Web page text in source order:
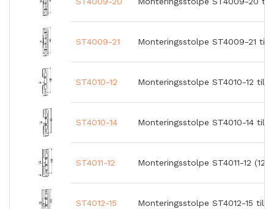
ST4009-21 Monteringsstolpe ST4009-21 till
ST4010-12 Monteringsstolpe ST4010-12 till
ST4010-14 Monteringsstolpe ST4010-14 till
ST4011-12 Monteringsstolpe ST4011-12
ST4012-15 Monteringsstolpe ST4012-15 till